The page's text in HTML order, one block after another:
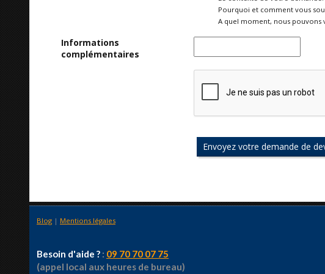
Pourquoi et comment vous
A quel moment, nous
Informations
complémentaires
Blog | Mentions légales
Besoin d'aide ? : 09 70 70 07 75
(appel local aux heures de bureau)